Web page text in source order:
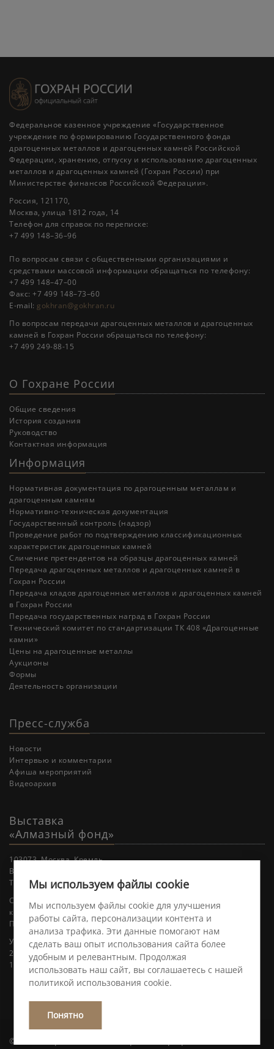
Мы используем файлы cookie
Мы используем файлы cookie для улучшения
работы сайта, персонализации контента и
анализа трафика. Эти данные помогают нам
сделать ваш опыт использования сайта более
удобным и релевантным. Продолжая
использовать наш сайт, вы соглашаетесь с нашей
политикой использования cookie.
Понятно
Федеральное казенное учреждение «Государственное
учреждение по формированию Государственного фонда
драгоценных металлов и драгоценных камней Российской
Федерации, хранению, отпуску и использованию драгоценных
металлов и драгоценных камней (Гохран России) при
Министерстве финансов Российской Федерации».
Россия, 121170,
Москва, улица 1812 года, 14
Телефон для справок по переписке:
+7 499 148–36–96
По вопросам связи с общественными организациями и
средствами массовой информации обращаться по телефону:
+7 499 148–47–00
Факс: +7 499 148–73–60
E-mail: gokhran@gokhran.ru
По вопросам передачи драгоценных металлов и драгоценных
камней в Гохран России обращаться по телефону:
+7 499 249-88-15
О Гохране России
Общие сведения
История создания
Руководство
Контактная информация
Информация
Нормативная документация по драгоценным металлам и
драгоценным камням
Нормативно-техническая документация
Государственный контроль (надзор)
Проведение работ по подтверждению классификационных
характеристик драгоценных камней
Cличение претендентов на образцы драгоценных камней
Передача драгоценных металлов и драгоценных камней в
Гохран России
Передача кладов драгоценных металлов и драгоценных камней
в Гохран России
Передача государственных наград в Гохран России
Технический комитет по стандартизации ТК 408 «Драгоценные
камни»
Цены на драгоценные металлы
Аукционы
Формы
Деятельность организации
Пресс-служба
Новости
Интервью и комментарии
Афиша мероприятий
Видеоархив
Выставка
«Алмазный фонд»
103073, Москва, Кремль.
Вход в Кремль через пункт пропуска Боровицкой башни.
Телефон для справок: +7 495 629-20-36.
Сеансы ежедневно с 10:00 до 17:20,
кроме четверга, с интервалом 20 минут.
Перерыв с 13:00 до 14:00.
Уважаемые посетители!
26 июня 2026 года «Выставка «Алмазный фонд» работает до
16:00
© 2026 Гохран России. Все права защищены.